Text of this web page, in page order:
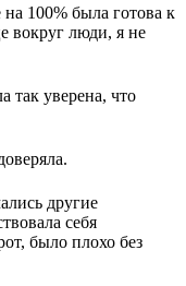
100% была готова к
вокруг люди, я не
так уверена, что
другие
себя
было плохо без